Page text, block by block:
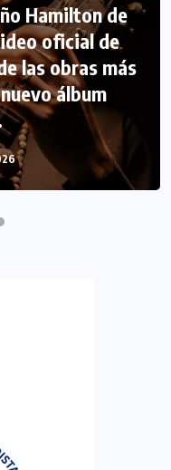
Hamilton de
oficial de
las obras más
álbum
TURISTICO
con Venezuela